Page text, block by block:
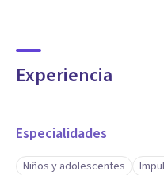
Experiencia
Especialidades
Niños y adolescentes